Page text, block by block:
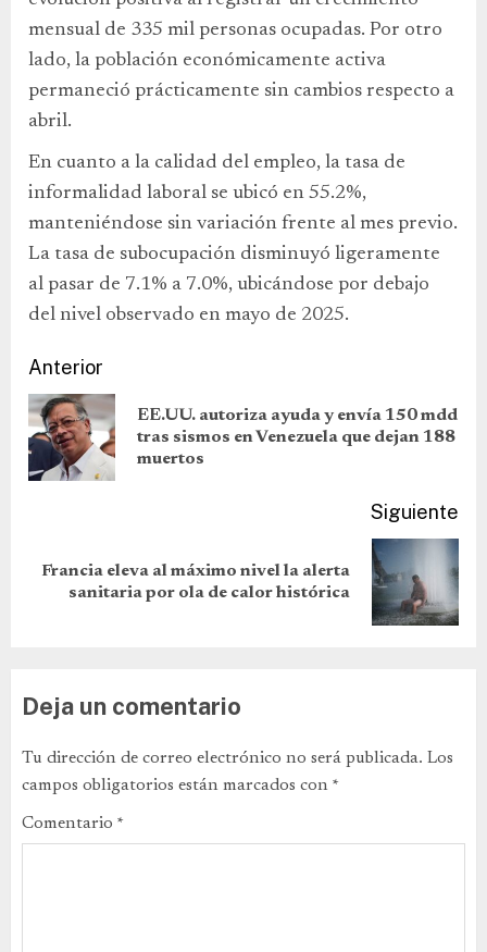
mensual de 335 mil personas ocupadas. Por otro
lado, la población económicamente activa
permaneció prácticamente sin cambios respecto a
abril.
En cuanto a la calidad del empleo, la tasa de
informalidad laboral se ubicó en 55.2%,
manteniéndose sin variación frente al mes previo.
La tasa de subocupación disminuyó ligeramente
al pasar de 7.1% a 7.0%, ubicándose por debajo
del nivel observado en mayo de 2025.
Anterior
EE.UU. autoriza ayuda y envía 150 mdd
tras sismos en Venezuela que dejan 188
muertos
Siguiente
Francia eleva al máximo nivel la alerta
sanitaria por ola de calor histórica
Deja un comentario
Tu dirección de correo electrónico no será publicada. Los
campos obligatorios están marcados con *
Comentario *